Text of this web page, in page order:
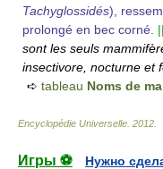
Tachyglossidés),
prolongé en bec corné. ||
sont les seuls
insectivore, nocturne et
➪ tableau Noms de
Encyclopédie Universelle 2012
Игры ⚽
Нужно